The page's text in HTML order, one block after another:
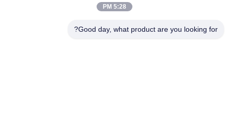
5:28 PM
Good day, what product are you looking for?